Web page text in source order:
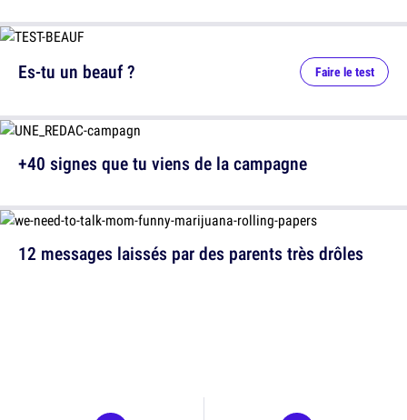
12 messages laissés par des parents très drôles
Es-tu un beauf ? Faire le test
+40 signes que tu viens de la campagne